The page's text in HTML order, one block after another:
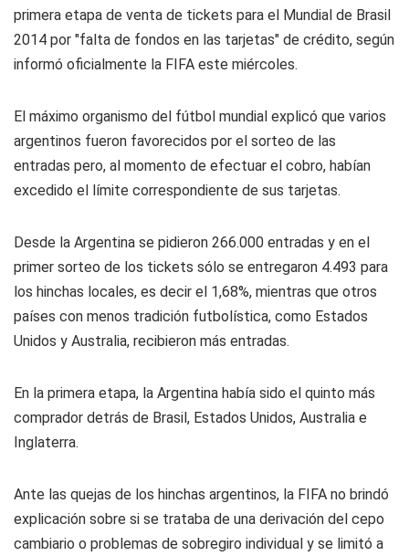
primera etapa de venta de tickets para el Mundial de Brasil
2014 por "falta de fondos en las tarjetas" de crédito, según
informó oficialmente la FIFA este miércoles.
El máximo organismo del fútbol mundial explicó que varios
argentinos fueron favorecidos por el sorteo de las
entradas pero, al momento de efectuar el cobro, habían
excedido el límite correspondiente de sus tarjetas.
Desde la Argentina se pidieron 266.000 entradas y en el
primer sorteo de los tickets sólo se entregaron 4.493 para
los hinchas locales, es decir el 1,68%, mientras que otros
países con menos tradición futbolística, como Estados
Unidos y Australia, recibieron más entradas.
En la primera etapa, la Argentina había sido el quinto más
comprador detrás de Brasil, Estados Unidos, Australia e
Inglaterra.
Ante las quejas de los hinchas argentinos, la FIFA no brindó
explicación sobre si se trataba de una derivación del cepo
cambiario o problemas de sobregiro individual y se limitó a